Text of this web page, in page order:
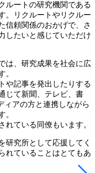
ルートの研究機関である
。リクルートやリクルー
信頼関係のおかげで、さ
したいと感じていただけ
は、研究成果を社会に広
。
や記事を発出したりする
じて新聞、テレビ、書
ィアの方と連携しながら
。
れている同僚もいます。
研究所として応援してく
れていることはとてもあ